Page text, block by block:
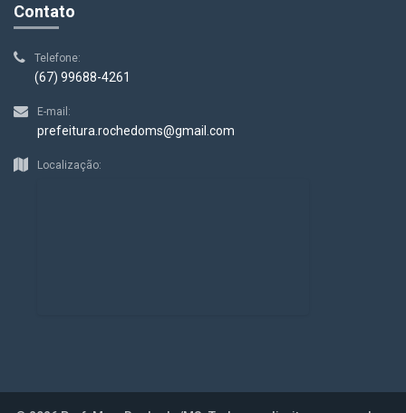
Contato
Telefone:
(67) 99688-4261
E-mail:
prefeitura.rochedoms@gmail.com
Localização: